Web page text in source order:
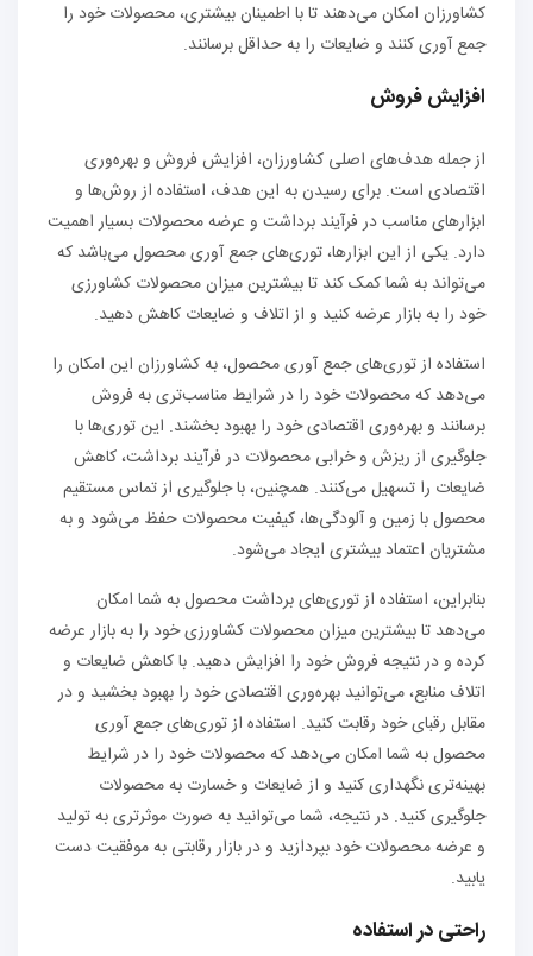
کشاورزان امکان می‌دهند تا با اطمینان بیشتری، محصولات خود را
جمع آوری کنند و ضایعات را به حداقل برسانند.
افزایش فروش
از جمله هدف‌های اصلی کشاورزان، افزایش فروش و بهره‌وری
اقتصادی است. برای رسیدن به این هدف، استفاده از روش‌ها و
ابزارهای مناسب در فرآیند برداشت و عرضه محصولات بسیار اهمیت
دارد. یکی از این ابزارها، توری‌های جمع آوری محصول می‌باشد که
می‌تواند به شما کمک کند تا بیشترین میزان محصولات کشاورزی
خود را به بازار عرضه کنید و از اتلاف و ضایعات کاهش دهید.
استفاده از توری‌های جمع آوری محصول، به کشاورزان این امکان را
می‌دهد که محصولات خود را در شرایط مناسب‌تری به فروش
برسانند و بهره‌وری اقتصادی خود را بهبود بخشند. این توری‌ها با
جلوگیری از ریزش و خرابی محصولات در فرآیند برداشت، کاهش
ضایعات را تسهیل می‌کنند. همچنین، با جلوگیری از تماس مستقیم
محصول با زمین و آلودگی‌ها، کیفیت محصولات حفظ می‌شود و به
مشتریان اعتماد بیشتری ایجاد می‌شود.
بنابراین، استفاده از توری‌های برداشت محصول به شما امکان
می‌دهد تا بیشترین میزان محصولات کشاورزی خود را به بازار عرضه
کرده و در نتیجه فروش خود را افزایش دهید. با کاهش ضایعات و
اتلاف منابع، می‌توانید بهره‌وری اقتصادی خود را بهبود بخشید و در
مقابل رقبای خود رقابت کنید. استفاده از توری‌های جمع آوری
محصول به شما امکان می‌دهد که محصولات خود را در شرایط
بهینه‌تری نگهداری کنید و از ضایعات و خسارت به محصولات
جلوگیری کنید. در نتیجه، شما می‌توانید به صورت موثرتری به تولید
و عرضه محصولات خود بپردازید و در بازار رقابتی به موفقیت دست
یابید.
راحتی در استفاده